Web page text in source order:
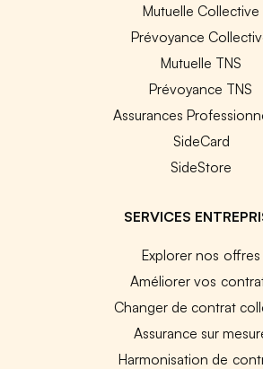
Mutuelle Collective
Prévoyance
Mutuelle TNS
Prévoyance TNS
Assurances
SideCard
SideStore
SERVICES
Explorer nos offres
Améliorer vos
Changer de contrat
Assurance sur
Harmonisation de